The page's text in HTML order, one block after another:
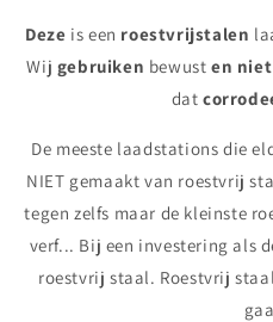
Deze is een roestvrijstalen
Wij gebruiken bewust en niet
dat
De meeste laadstations die
NIET gemaakt van roestvrij
tegen zelfs maar de kleinste
verf... Bij een investering als
roestvrij staal. Roestvrij